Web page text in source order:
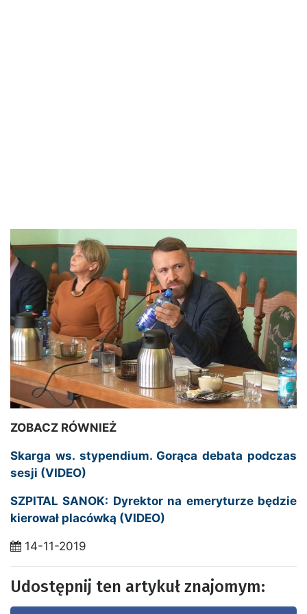
ZOBACZ RÓWNIEŻ
Skarga ws. stypendium. Gorąca debata podczas
sesji (VIDEO)
SZPITAL SANOK: Dyrektor na emeryturze będzie
kierował placówką (VIDEO)
14-11-2019
Udostępnij ten artykuł znajomym: